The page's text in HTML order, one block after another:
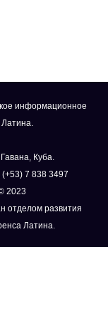
информационное
Латина.
Куба.
7 838 3497
2023
отделом развития
Латина.